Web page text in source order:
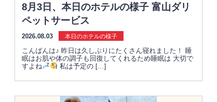
8月3日、本日のホテルの様子 富山ダリ
ペットサービス
2026.08.03 本日のホテルの様子
こんばんは♪ 昨日は久しぶりにたくさん寝れました！ 睡
眠はお肌や体の調子も回復してくれるため睡眠は 大切で
すよね
私は予定の […]